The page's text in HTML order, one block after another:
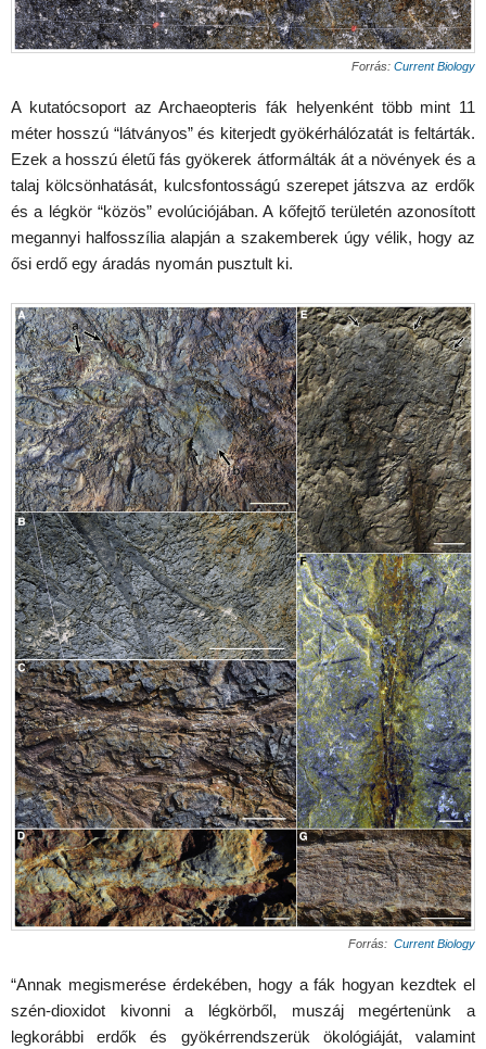
Forrás: Current Biology
A kutatócsoport az Archaeopteris fák helyenként több mint 11
méter hosszú “látványos” és kiterjedt gyökérhálózatát is feltárták.
Ezek a hosszú életű fás gyökerek átformálták át a növények és a
talaj kölcsönhatását, kulcsfontosságú szerepet játszva az erdők
és a légkör “közös” evolúciójában. A kőfejtő területén azonosított
megannyi halfosszília alapján a szakemberek úgy vélik, hogy az
ősi erdő egy áradás nyomán pusztult ki.
Forrás: Current Biology
“Annak megismerése érdekében, hogy a fák hogyan kezdtek el
szén-dioxidot kivonni a légkörből, muszáj megértenünk a
legkorábbi erdők és gyökérrendszerük ökológiáját, valamint